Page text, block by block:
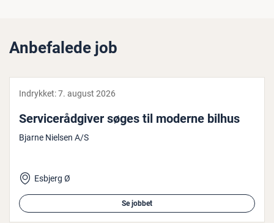
Anbefalede job
Indrykket:7. august 2026
Ser­vi­ce­rå­d­gi­ver søges til moderne bilhus
Bjarne Nielsen A/S
Esbjerg Ø
Se jobbet